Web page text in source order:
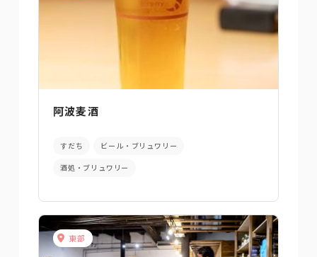
阿波麦酒
すだち ビール・ブリュワリー
酒処・ブリュワリー
東部